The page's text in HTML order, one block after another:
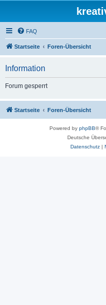
FAQ
Startseite Foren-Übersicht
Information
Forum gesperrt
Startseite Foren-Übersicht
Powered by phpBB®
Deutsche
Datenschutz|